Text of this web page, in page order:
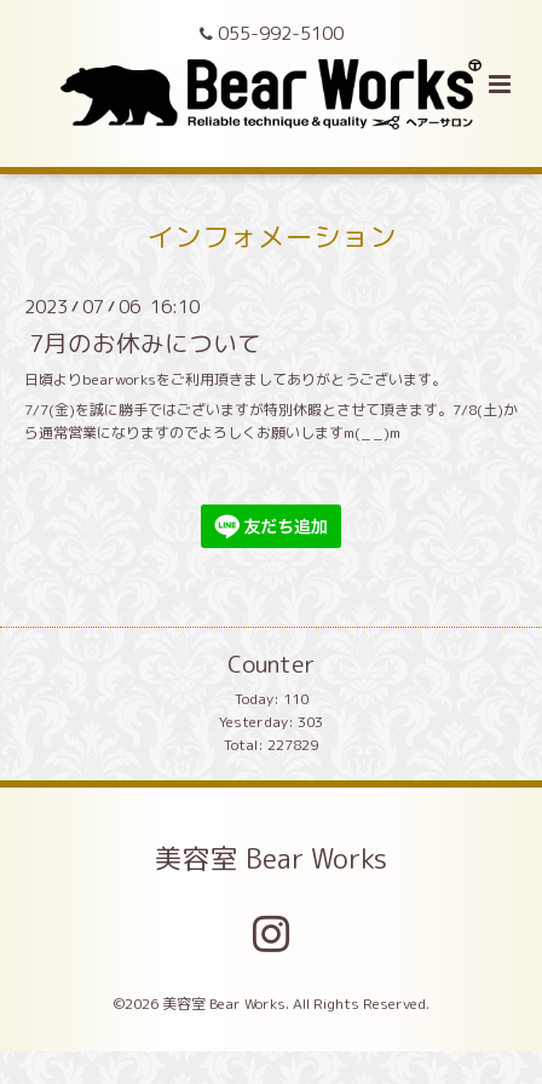
055-992-5100
インフォメーション
2023 /07 /06 16:10
7月のお休みについて
日頃よりbearworksをご利用頂きましてありがとうございます。
7/7(金)を誠に勝手ではございますが特別休暇とさせて頂きます。7/8(土)か
ら通常営業になりますのでよろしくお願いしますm(_ _)m
Counter
Today: 110
Yesterday: 303
Total: 227829
美容室 Bear Works
©2026 美容室 Bear Works. All Rights Reserved.